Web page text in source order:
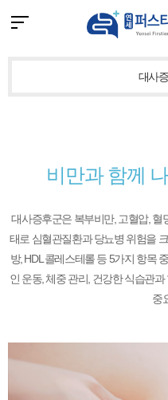
대사
비만과 함께
대사증후군은 복부비만, 고혈압, 혈
태로 심혈관질환과 당뇨병 위험을
방, HDL 콜레스테롤 등 5가지 항목
인 운동, 체중 관리, 건강한 식습관
중